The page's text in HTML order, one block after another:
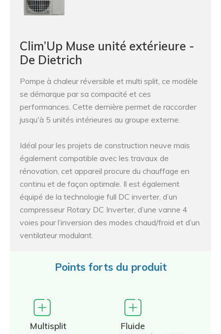
Clim’Up Muse unité extérieure -
De Dietrich
Pompe à chaleur réversible et multi split, ce modèle
se démarque par sa compacité et ces
performances. Cette dernière permet de raccorder
jusqu'à 5 unités intérieures au groupe externe.
Idéal pour les projets de construction neuve mais
également compatible avec les travaux de
rénovation, cet appareil procure du chauffage en
continu et de façon optimale. Il est également
équipé de la technologie full DC inverter, d’un
compresseur Rotary DC Inverter, d’une vanne 4
voies pour l’inversion des modes chaud/froid et d’un
ventilateur modulant.
Points forts du produit
Multisplit
Fluide